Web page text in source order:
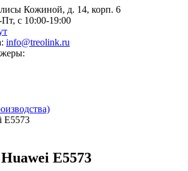
Кожиной, д. 14, корп. 6
с 10:00-19:00
info@treolink.ru
E5573
E5573